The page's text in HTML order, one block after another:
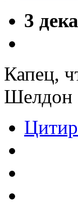
3
Капец,
Шелдон